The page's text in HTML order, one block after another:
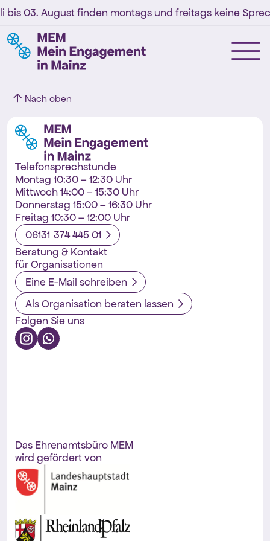
bis 03. August finden montags und freitags keine
Nach oben
Telefonsprechstunde
Montag 10:30 – 12:30 Uhr
Mittwoch 14:00 – 15:30 Uhr
Donnerstag 15:00 – 16:30 Uhr
Freitag 10:30 – 12:00 Uhr
06131 374 445 01
Beratung & Kontakt
für Organisationen
Eine E-Mail schreiben
Als Organisation beraten lassen
Folgen Sie uns
Das Ehrenamtsbüro MEM
wird gefördert von